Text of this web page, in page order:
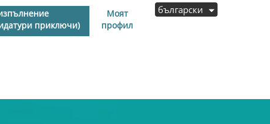
приключи)
Моят
профил
български